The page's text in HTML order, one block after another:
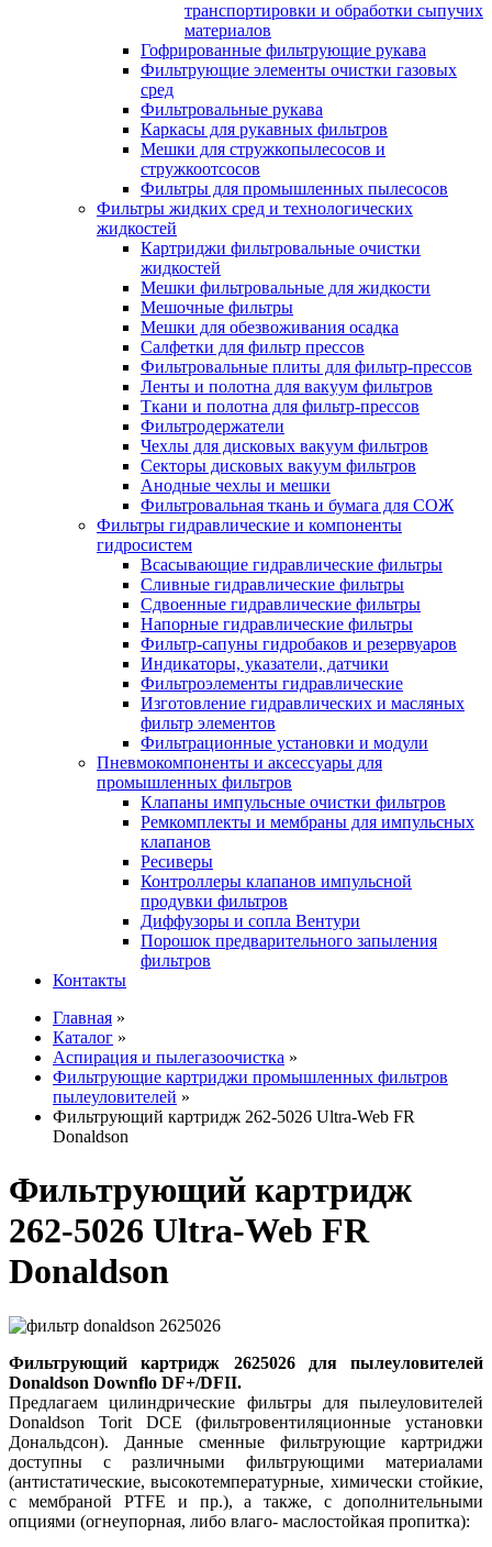
транспортировки и обработки сыпучих
материалов
Гофрированные фильтрующие рукава
Фильтрующие элементы очистки газовых
сред
Фильтровальные рукава
Каркасы для рукавных фильтров
Мешки для стружкопылесосов и
стружкоотсосов
Фильтры для промышленных пылесосов
Фильтры жидких сред и технологических
жидкостей
Картриджи фильтровальные очистки
жидкостей
Мешки фильтровальные для жидкости
Мешочные фильтры
Мешки для обезвоживания осадка
Салфетки для фильтр прессов
Фильтровальные плиты для фильтр-прессов
Ленты и полотна для вакуум фильтров
Ткани и полотна для фильтр-прессов
Фильтродержатели
Чехлы для дисковых вакуум фильтров
Секторы дисковых вакуум фильтров
Анодные чехлы и мешки
Фильтровальная ткань и бумага для СОЖ
Фильтры гидравлические и компоненты
гидросистем
Всасывающие гидравлические фильтры
Сливные гидравлические фильтры
Сдвоенные гидравлические фильтры
Напорные гидравлические фильтры
Фильтр-сапуны гидробаков и резервуаров
Индикаторы, указатели, датчики
Фильтроэлементы гидравлические
Изготовление гидравлических и масляных
фильтр элементов
Фильтрационные установки и модули
Пневмокомпоненты и аксессуары для
промышленных фильтров
Клапаны импульсные очистки фильтров
Ремкомплекты и мембраны для импульсных
клапанов
Ресиверы
Контроллеры клапанов импульсной
продувки фильтров
Диффузоры и сопла Вентури
Порошок предварительного запыления
фильтров
Контакты
Главная »
Каталог »
Аспирация и пылегазоочистка »
Фильтрующие картриджи промышленных фильтров
пылеуловителей »
Фильтрующий картридж 262-5026 Ultra-Web FR
Donaldson
Фильтрующий картридж
262-5026 Ultra-Web FR
Donaldson
Фильтрующий картридж 2625026 для пылеуловителей
Donaldson Downflo DF+/DFII.
Предлагаем цилиндрические фильтры для пылеуловителей
Donaldson Torit DCE (фильтровентиляционные установки
Дональдсон). Данные сменные фильтрующие картриджи
доступны с различными фильтрующими материалами
(антистатические, высокотемпературные, химически стойкие,
с мембраной PTFE и пр.), а также, с дополнительными
опциями (огнеупорная, либо влаго- маслостойкая пропитка):